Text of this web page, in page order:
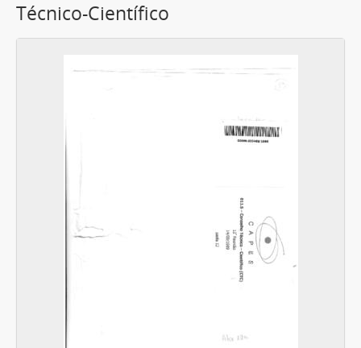
Técnico-Científico